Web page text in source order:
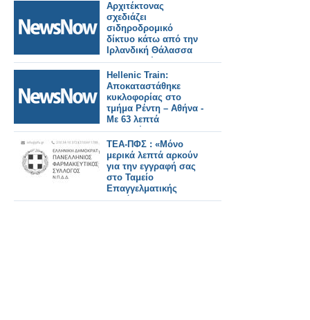
Αρχιτέκτονας
σχεδιάζει
σιδηροδρομικό
δίκτυο κάτω από την
Ιρλανδική Θάλασσα
που συνδέει το
Δουβλίνο με το
Ηνωμένο Βασίλειο -
με τρένα κάθε πέντε
λεπτά
Hellenic Train:
Αποκαταστάθηκε
κυκλοφορίας στο
τμήμα Ρέντη – Αθήνα -
Με 63 λεπτά
καθυστέρηση
αναχώρησε η
αμαξοστοιχία IC50.
Αποζημιώσεις στους
επιβάτες.
ΤΕΑ-ΠΦΣ : «Μόνο
μερικά λεπτά αρκούν
για την εγγραφή σας
στο Ταμείο
Επαγγελματικής
Ασφάλισης του